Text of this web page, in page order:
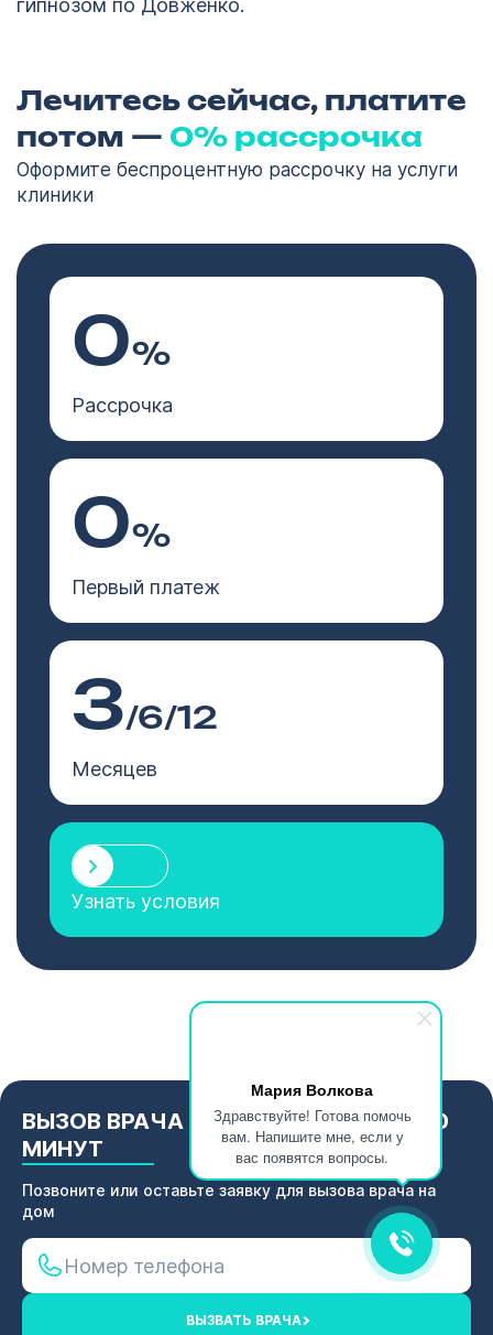
Мария Волкова
Здравствуйте! Готова помочь
вам. Напишите мне, если у
вас появятся вопросы.
гипнозом по Довженко.
Лечитесь сейчас, платите
потом — 0% рассрочка
Оформите беспроцентную рассрочку на услуги
клиники
0%
Рассрочка
0%
Первый платеж
3/6/12
Месяцев
Узнать условия
ВЫЗОВ ВРАЧА НА ДОМ В ТЕЧЕНИИ 30
МИНУТ
Позвоните или оставьте заявку для вызова врача на
дом
ВЫЗВАТЬ ВРАЧА